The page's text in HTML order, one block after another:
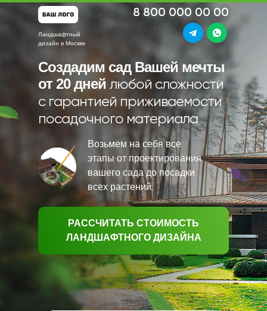
Возьмем на себя все
этапы от проектирования
вашего сада до посадки
всех растений
Создадим сад Вашей мечты
от 20 днейлюбой сложности
с гарантией приживаемости
посадочного материала
Ландшафтный
дизайн в Москве
8 800 000 00 00
РАССЧИТАТЬ СТОИМОСТЬ
ЛАНДШАФТНОГО ДИЗАЙНА